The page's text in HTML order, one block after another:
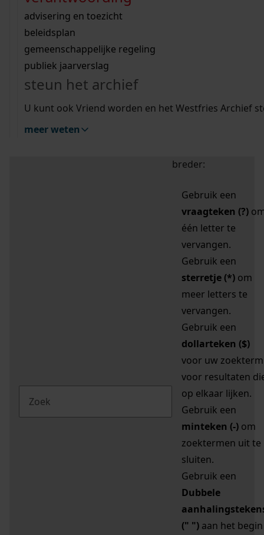
bouwvergunningen
omgevingsvergunningen
vergunningen
beeld en geluid
uitleg nodig?
Wij helpen u op weg met een aantal zoektips.
bekijk alle zoektips
Wij helpen u op weg met een aantal zoektips.
bekijk alle zoektips
bekijk ons geschiedenislokaal
advisering en toezicht
beleidsplan
gemeenschappelijke regeling
publiek jaarverslag
steun het archief
U kunt ook Vriend worden en het Westfries Archief
meer weten
zoektips
Mijn Studiezaal (inloggen)
uw zoekopdracht te
breder:
Gebruik een
vraagteken (?)
één letter te
vervangen.
Gebruik een
sterretje (*) om
meer letters te
vervangen.
Gebruik een
dollarteken ($)
voor uw zoekterm
voor resultaten
op elkaar lijken.
Gebruik een
minteken (-) om
zoektermen uit te
sluiten.
Gebruik een
Dubbele
(" ") aan het begin